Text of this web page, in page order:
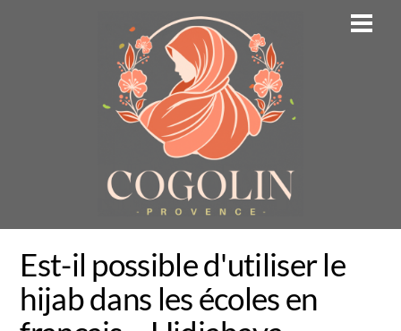
Est-il possible d'utiliser le
hijab dans les écoles en